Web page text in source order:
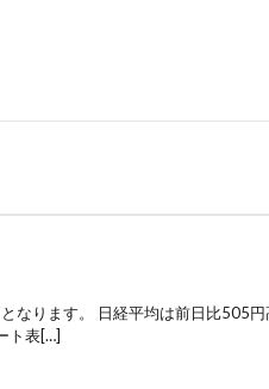
なります。 日経平均は前日比505
ト表[…]